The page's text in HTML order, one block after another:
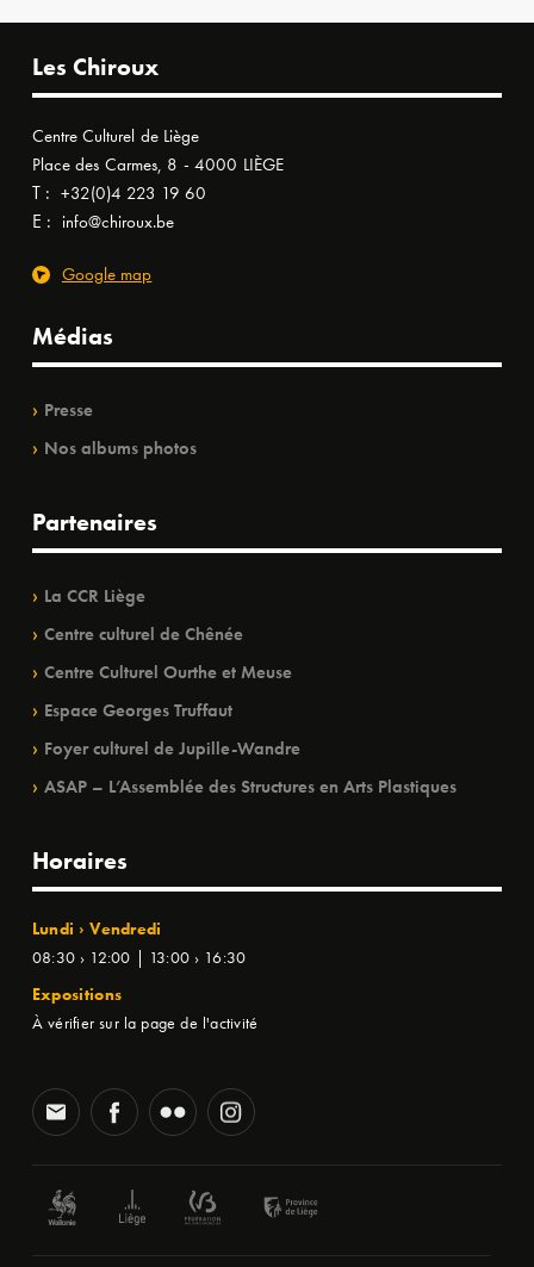
Les Chiroux
Centre Culturel de Liège
Place des Carmes, 8 - 4000 LIÈGE
T : +32(0)4 223 19 60
E : info@chiroux.be
Google map
Médias
Presse
Nos albums photos
Partenaires
La CCR Liège
Centre culturel de Chênée
Centre Culturel Ourthe et Meuse
Espace Georges Truffaut
Foyer culturel de Jupille-Wandre
ASAP – L’Assemblée des Structures en Arts Plastiques
Horaires
Lundi › Vendredi
08:30 › 12:00 | 13:00 › 16:30
Expositions
À vérifier sur la page de l'activité